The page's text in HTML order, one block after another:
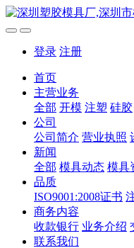
登录 注册
首页
主营业务
全部 开模 注塑 硅胶
公司
公司简介 营业执照
新闻
全部 模具动态 模具
品质
ISO9001:2008证书
商务内容
收款银行 业务介绍
联系我们